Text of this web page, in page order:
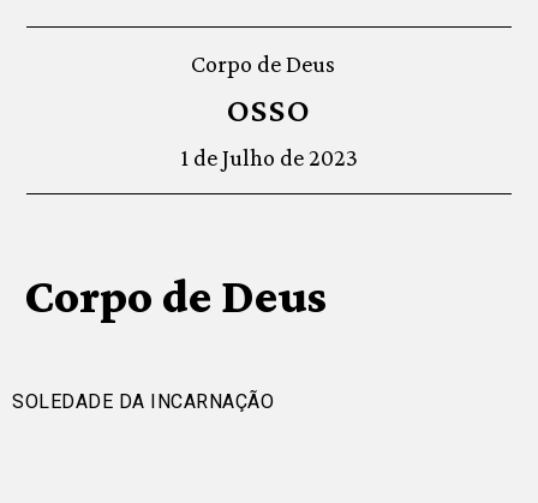
Corpo de Deus
OSSO
1 de Julho de 2023
Corpo de Deus
SOLEDADE DA INCARNAÇÃO